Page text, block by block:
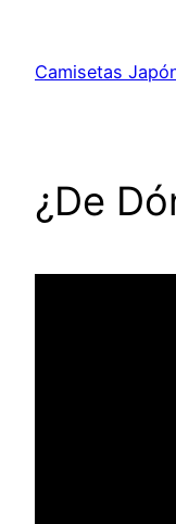
contenido
Camisetas
¿De